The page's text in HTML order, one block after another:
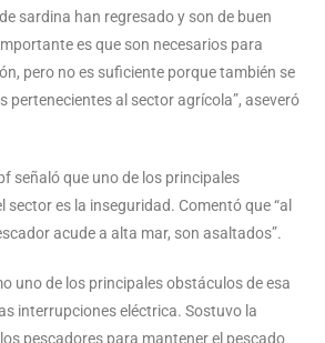
sardina han regresado y son de buen
es que son necesarios para
pero no es suficiente porque también se
pertenecientes al sector agrícola”, aseveró
señaló que uno de los principales
sector es la inseguridad. Comentó que “al
acude a alta mar, son asaltados”.
uno de los principales obstáculos de esa
interrupciones eléctrica. Sostuvo la
pescadores para mantener el pescado